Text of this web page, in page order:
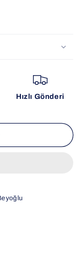
Hızlı Gönderi